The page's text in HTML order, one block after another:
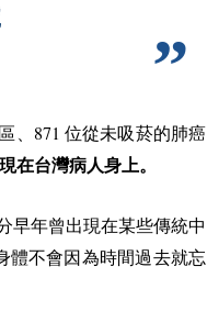
、 871 位從未吸菸的肺癌
在台灣病人身上。
早年曾出現在某些傳統中
體不會因為時間過去就忘